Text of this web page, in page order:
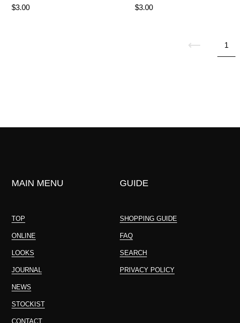
$3.00
$3.00
Previous1
MAIN MENU
TOP
ONLINE
LOOKS
JOURNAL
NEWS
STOCKIST
CONTACT
GUIDE
SHOPPING GUIDE
FAQ
SEARCH
PRIVACY POLICY